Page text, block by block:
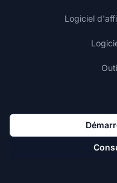
Logiciel